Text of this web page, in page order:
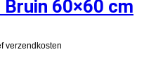
60×60 cm
verzendkosten